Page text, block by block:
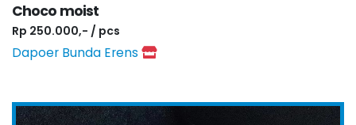
Choco moist
Rp 250.000,- / pcs
Dapoer Bunda Erens